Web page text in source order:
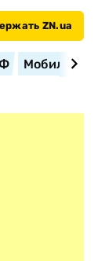
ZN.ua